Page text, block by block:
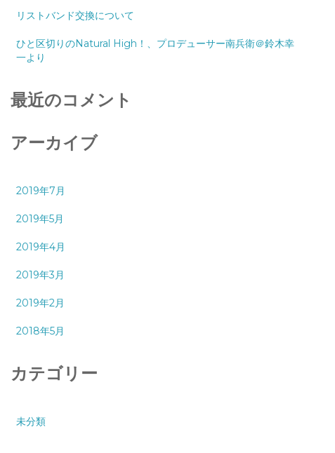
リストバンド交換について
ひと区切りのNatural High！、プロデューサー南兵衛＠鈴木幸
一より
最近のコメント
アーカイブ
2019年7月
2019年5月
2019年4月
2019年3月
2019年2月
2018年5月
カテゴリー
未分類